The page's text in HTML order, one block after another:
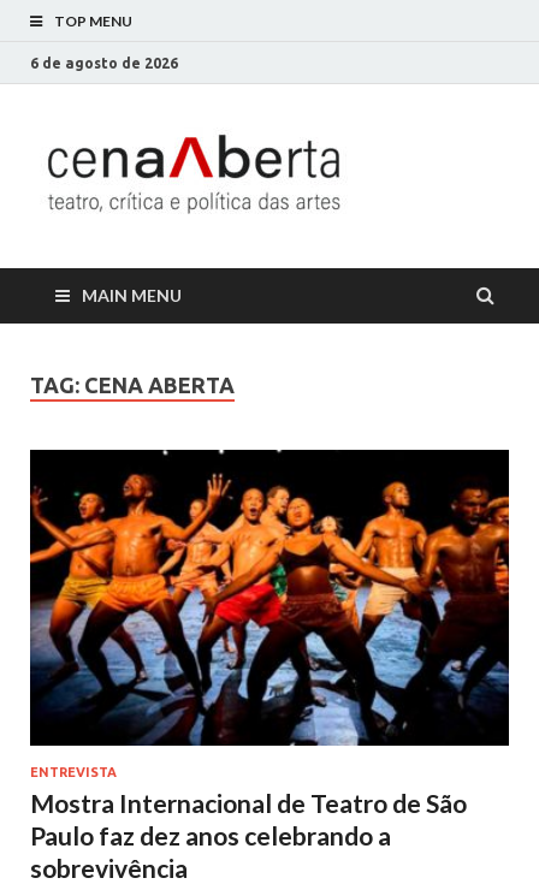
TOP MENU
6 de agosto de 2026
MAIN MENU
TAG: CENA ABERTA
ENTREVISTA
Mostra Internacional de Teatro de São
Paulo faz dez anos celebrando a
sobrevivência